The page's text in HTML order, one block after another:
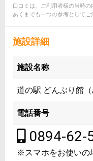
口コミは、ご利用者様の当時の
あくまでも一つの参考としてご
施設詳細
施設名称
道の駅 どんぶり館
電話番号
0894-62-
※スマホをお使いの